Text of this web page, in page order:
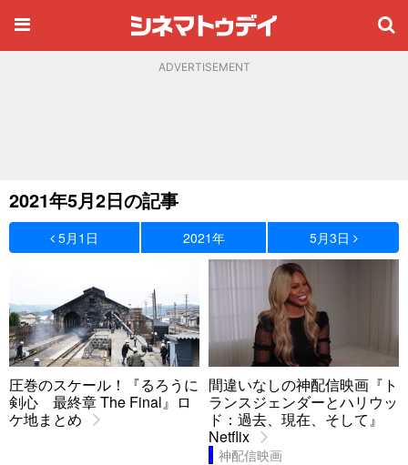
ADVERTISEMENT
2021年5月2日の記事
5月1日 2021年 5月3日
圧巻のスケール！『るろうに
剣心 最終章 The Final』ロ
ケ地まとめ
間違いなしの神配信映画『ト
ランスジェンダーとハリウッ
ド：過去、現在、そして』
Netflix
神配信映画